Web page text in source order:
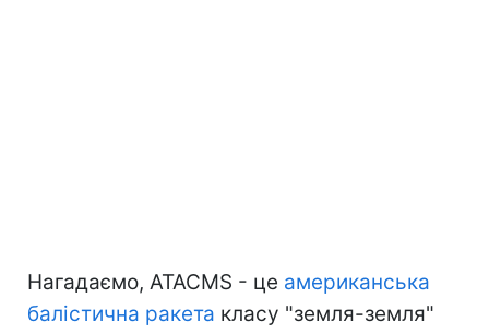
Нагадаємо, ATACMS - це американська
балістична ракета класу "земля-земля"